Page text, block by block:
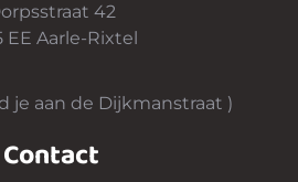
42
EE Aarle-Rixtel
je aan de Dijkmanstraat )
Contact